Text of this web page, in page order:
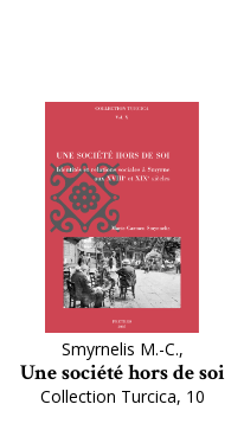
Smyrnelis M.-C.,
Une société hors de soi
Collection Turcica, 10